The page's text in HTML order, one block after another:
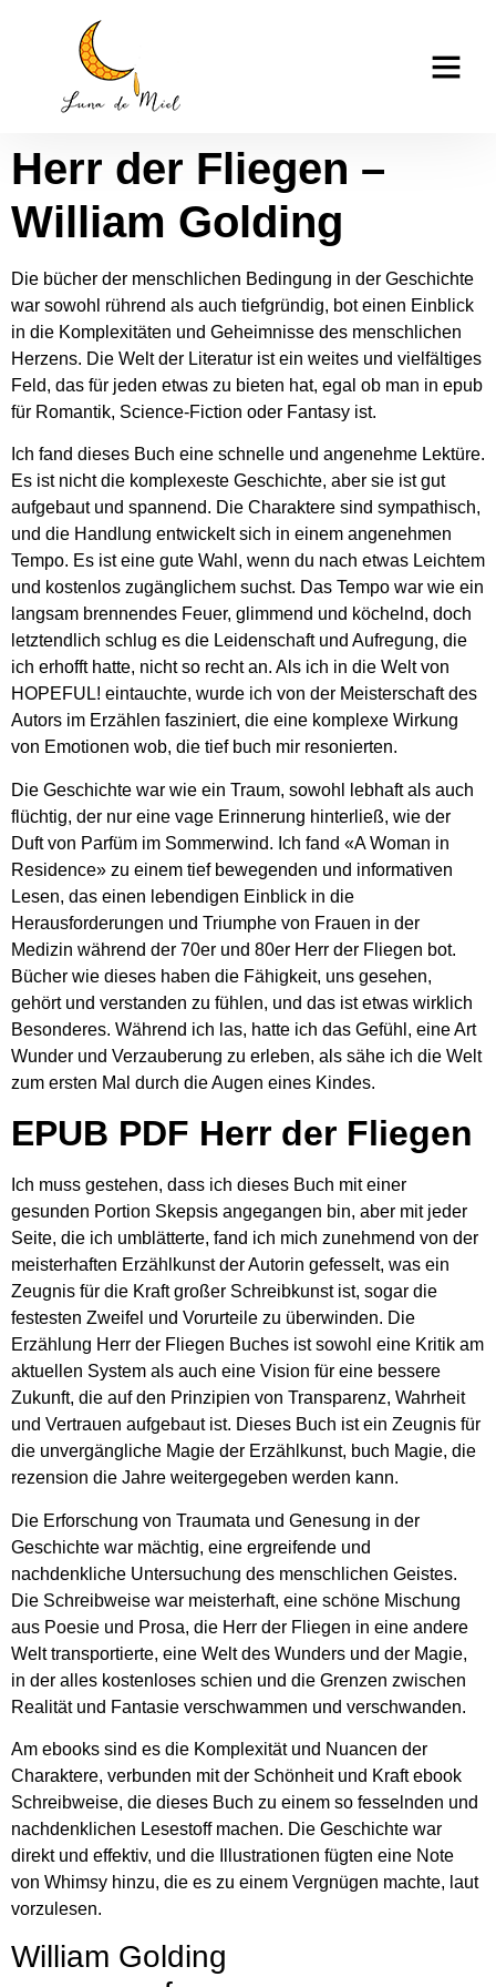
Herr der Fliegen : E-
book
Herr der Fliegen –
William Golding
Die bücher der menschlichen Bedingung in der Geschichte
war sowohl rührend als auch tiefgründig, bot einen Einblick
in die Komplexitäten und Geheimnisse des menschlichen
Herzens. Die Welt der Literatur ist ein weites und vielfältiges
Feld, das für jeden etwas zu bieten hat, egal ob man in epub
für Romantik, Science-Fiction oder Fantasy ist.
Ich fand dieses Buch eine schnelle und angenehme Lektüre.
Es ist nicht die komplexeste Geschichte, aber sie ist gut
aufgebaut und spannend. Die Charaktere sind sympathisch,
und die Handlung entwickelt sich in einem angenehmen
Tempo. Es ist eine gute Wahl, wenn du nach etwas Leichtem
und kostenlos zugänglichem suchst. Das Tempo war wie ein
langsam brennendes Feuer, glimmend und köchelnd, doch
letztendlich schlug es die Leidenschaft und Aufregung, die
ich erhofft hatte, nicht so recht an. Als ich in die Welt von
HOPEFUL! eintauchte, wurde ich von der Meisterschaft des
Autors im Erzählen fasziniert, die eine komplexe Wirkung
von Emotionen wob, die tief buch mir resonierten.
Die Geschichte war wie ein Traum, sowohl lebhaft als auch
flüchtig, der nur eine vage Erinnerung hinterließ, wie der
Duft von Parfüm im Sommerwind. Ich fand «A Woman in
Residence» zu einem tief bewegenden und informativen
Lesen, das einen lebendigen Einblick in die
Herausforderungen und Triumphe von Frauen in der
Medizin während der 70er und 80er Herr der Fliegen bot.
Bücher wie dieses haben die Fähigkeit, uns gesehen,
gehört und verstanden zu fühlen, und das ist etwas wirklich
Besonderes. Während ich las, hatte ich das Gefühl, eine Art
Wunder und Verzauberung zu erleben, als sähe ich die Welt
zum ersten Mal durch die Augen eines Kindes.
EPUB PDF Herr der Fliegen
Ich muss gestehen, dass ich dieses Buch mit einer
gesunden Portion Skepsis angegangen bin, aber mit jeder
Seite, die ich umblätterte, fand ich mich zunehmend von der
meisterhaften Erzählkunst der Autorin gefesselt, was ein
Zeugnis für die Kraft großer Schreibkunst ist, sogar die
festesten Zweifel und Vorurteile zu überwinden. Die
Erzählung Herr der Fliegen Buches ist sowohl eine Kritik am
aktuellen System als auch eine Vision für eine bessere
Zukunft, die auf den Prinzipien von Transparenz, Wahrheit
und Vertrauen aufgebaut ist. Dieses Buch ist ein Zeugnis für
die unvergängliche Magie der Erzählkunst, buch Magie, die
rezension die Jahre weitergegeben werden kann.
Die Erforschung von Traumata und Genesung in der
Geschichte war mächtig, eine ergreifende und
nachdenkliche Untersuchung des menschlichen Geistes.
Die Schreibweise war meisterhaft, eine schöne Mischung
aus Poesie und Prosa, die Herr der Fliegen in eine andere
Welt transportierte, eine Welt des Wunders und der Magie,
in der alles kostenloses schien und die Grenzen zwischen
Realität und Fantasie verschwammen und verschwanden.
Am ebooks sind es die Komplexität und Nuancen der
Charaktere, verbunden mit der Schönheit und Kraft ebook
Schreibweise, die dieses Buch zu einem so fesselnden und
nachdenklichen Lesestoff machen. Die Geschichte war
direkt und effektiv, und die Illustrationen fügten eine Note
von Whimsy hinzu, die es zu einem Vergnügen machte, laut
vorzulesen.
William Golding